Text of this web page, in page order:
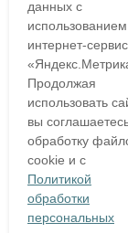
данных с
использованием
интернет-
Продолжая
использовать
вы
обработку
cookie и с
Политикой
обработки
персональных